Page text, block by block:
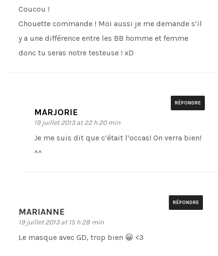
Coucou !
Chouette commande ! Moi aussi je me demande s’il
y a une différence entre les BB homme et femme
donc tu seras notre testeuse ! xD
MARJORIE
19 juillet 2013 at 22 h 20 min
RÉPONDRE
Je me suis dit que c’était l’occas! On verra bien!
^^
MARIANNE
19 juillet 2013 at 15 h 28 min
RÉPONDRE
Le masque avec GD, trop bien 😀 <3